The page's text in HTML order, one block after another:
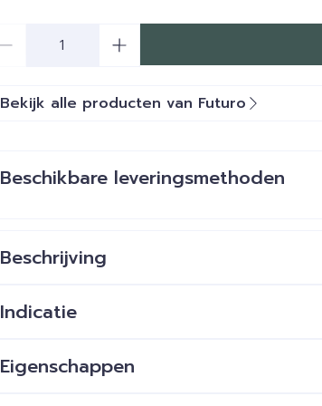
Bekijk alle producten van Futuro
Beschikbare leveringsmethoden
Beschrijving
Indicatie
Eigenschappen